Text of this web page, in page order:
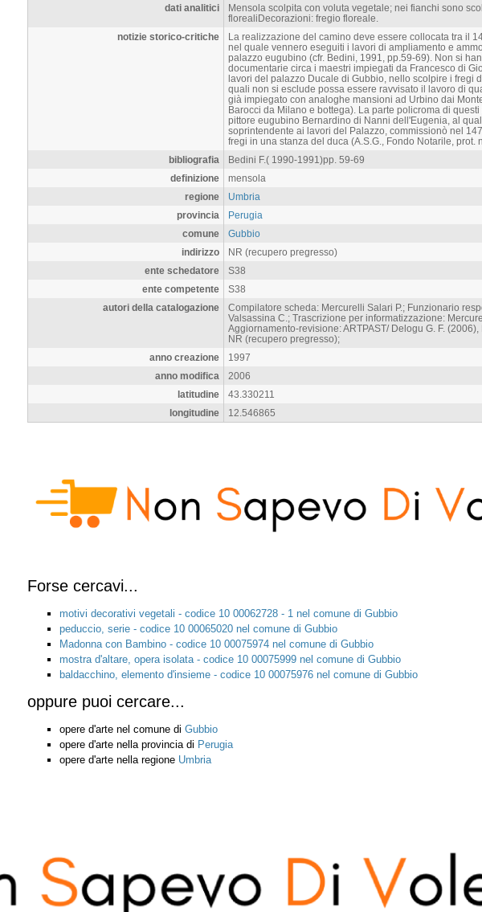
dati analitici
Mensola scolpita con voluta vegetale; nei fianchi sono
florealiDecorazioni: fregio floreale.
notizie storico-critiche
La realizzazione del camino deve essere collocata tra il
nel quale vennero eseguiti i lavori di ampliamento e
palazzo eugubino (cfr. Bedini, 1991, pp.59-69). Non si
documentarie circa i maestri impiegati da Francesco di
lavori del palazzo Ducale di Gubbio, nello scolpire i fregi
quali non si esclude possa essere ravvisato il lavoro di
già impiegato con analoghe mansioni ad Urbino dai
Barocci da Milano e bottega). La parte policroma di
pittore eugubino Bernardino di Nanni dell'Eugenia, al
soprintendente ai lavori del Palazzo, commissionò nel
fregi in una stanza del duca (A.S.G., Fondo Notarile, prot.
bibliografia
Bedini F.( 1990-1991)pp. 59-69
definizione
mensola
regione
Umbria
provincia
Perugia
comune
Gubbio
indirizzo
NR (recupero pregresso)
ente schedatore
S38
ente competente
S38
autori della catalogazione
Compilatore scheda: Mercurelli Salari P.; Funzionario
Valsassina C.; Trascrizione per informatizzazione:
Aggiornamento-revisione: ARTPAST/ Delogu G. F.
NR (recupero pregresso);
anno creazione
1997
anno modifica
2006
latitudine
43.330211
longitudine
12.546865
Forse cercavi...
motivi decorativi vegetali - codice 10 00062728 - 1 nel comune di Gubbio
peduccio, serie - codice 10 00065020 nel comune di Gubbio
Madonna con Bambino - codice 10 00075974 nel comune di Gubbio
mostra d'altare, opera isolata - codice 10 00075999 nel comune di Gubbio
baldacchino, elemento d'insieme - codice 10 00075976 nel comune di Gubbio
oppure puoi cercare...
opere d'arte nel comune di Gubbio
opere d'arte nella provincia di Perugia
opere d'arte nella regione Umbria